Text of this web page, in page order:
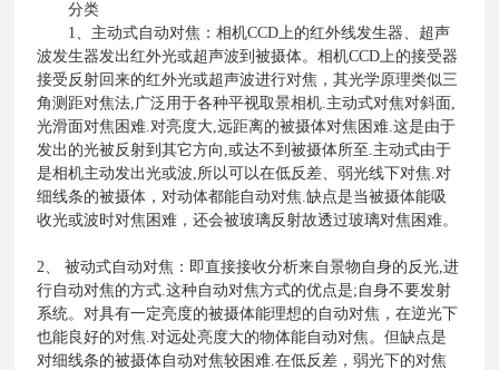
分类
1、主动式自动对焦：相机CCD上的红外线发生器、超声
波发生器发出红外光或超声波到被摄体。相机CCD上的接受器
接受反射回来的红外光或超声波进行对焦，其光学原理类似三
角测距对焦法,广泛用于各种平视取景相机.主动式对焦对斜面,
光滑面对焦困难.对亮度大,远距离的被摄体对焦困难.这是由于
发出的光被反射到其它方向,或达不到被摄体所至.主动式由于
是相机主动发出光或波,所以可以在低反差、弱光线下对焦.对
细线条的被摄体，对动体都能自动对焦.缺点是当被摄体能吸
收光或波时对焦困难，还会被玻璃反射故透过玻璃对焦困难。
2、 被动式自动对焦：即直接接收分析来自景物自身的反光,进
行自动对焦的方式.这种自动对焦方式的优点是;自身不要发射
系统。对具有一定亮度的被摄体能理想的自动对焦，在逆光下
也能良好的对焦.对远处亮度大的物体能自动对焦。但缺点是
对细线条的被摄体自动对焦较困难.在低反差，弱光下的对焦